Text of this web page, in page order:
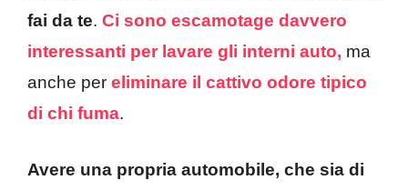
fai da te. Ci sono escamotage davvero
interessanti per lavare gli interni auto, ma
anche per eliminare il cattivo odore tipico
di chi fuma.
Avere una propria automobile, che sia di